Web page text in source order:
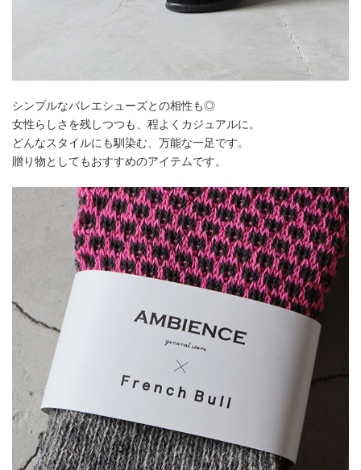
シンプルなバレエシューズとの相性も◎
女性らしさを残しつつも、程よくカジュアルに。
どんなスタイルにも馴染む、万能な一足です。
贈り物としてもおすすめのアイテムです。